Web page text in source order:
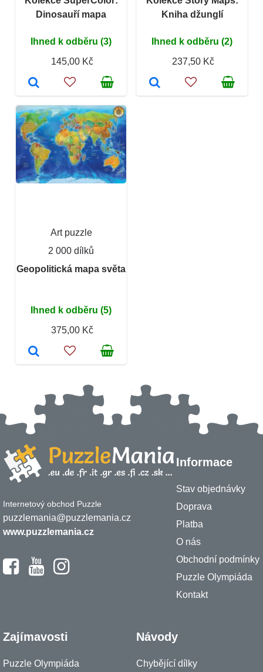
Dinosauří mapa
Ihned k odběru (3)
145,00 Kč
Kniha džunglí
Ihned k odběru (2)
237,50 Kč
Art puzzle
2 000 dílků
Geopolitická mapa světa
Ihned k odběru (5)
375,00 Kč
Internetový obchod Puzzle
puzzlemania@puzzlemania.cz
www.puzzlemania.cz
Informace
Stav objednávky
Doprava
Platba
O nás
Obchodní podmínky
Puzzle Olympiáda
Kontakt
Zajímavosti
Puzzle Olympiáda
Návody
Chybějící dílky